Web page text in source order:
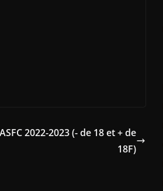
2022-2023 (- de 18 et + de
18F)